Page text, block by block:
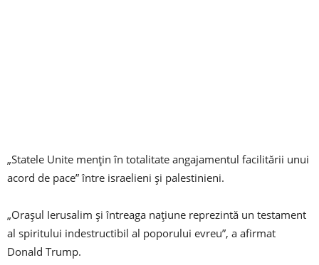
„Statele Unite menţin în totalitate angajamentul facilitării unui
acord de pace” între israelieni şi palestinieni.
„Oraşul Ierusalim şi întreaga naţiune reprezintă un testament
al spiritului indestructibil al poporului evreu”, a afirmat
Donald Trump.